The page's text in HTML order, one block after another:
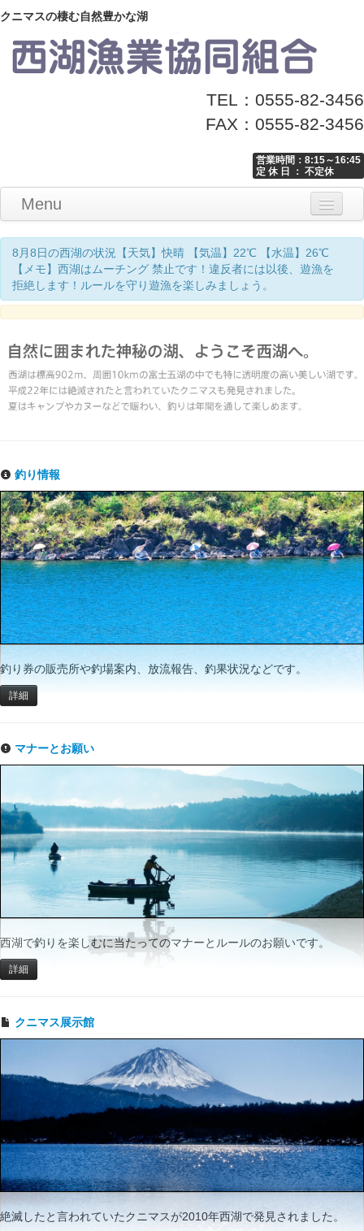
クニマスの棲む自然豊かな湖
TEL：0555-82-3456
FAX：0555-82-3456
営業時間：8:15～16:45
定 休 日 ： 不定休
Menu
Home
釣り情報
マナーとお願い
クニマス展示館
漁協からのお知らせ
お問い合わせ
8月8日の西湖の状況【天気】快晴 【気温】22℃ 【水温】26℃
【メモ】西湖はムーチング 禁止です！違反者には以後、遊漁を
拒絶します！ルールを守り遊漁を楽しみましょう。
釣り情報
釣り券の販売所や釣場案内、放流報告、釣果状況などです。
詳細
マナーとお願い
西湖で釣りを楽しむに当たってのマナーとルールのお願いです。
詳細
クニマス展示館
絶滅したと言われていたクニマスが2010年西湖で発見されました。